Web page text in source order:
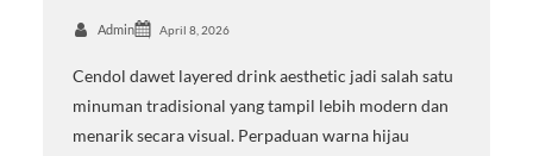
Admin April 8, 2026
Cendol dawet layered drink aesthetic jadi salah satu
minuman tradisional yang tampil lebih modern dan
menarik secara visual. Perpaduan warna hijau